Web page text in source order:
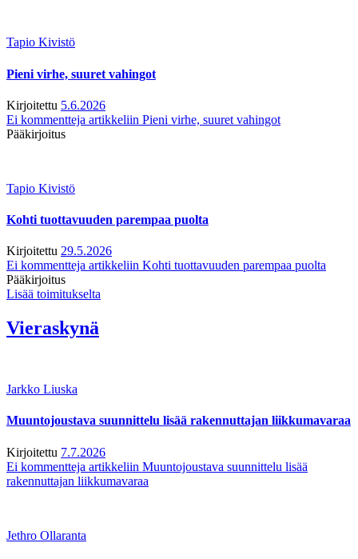
Tapio Kivistö
Pieni virhe, suuret vahingot
Kirjoitettu 5.6.2026
Ei kommentteja artikkeliin Pieni virhe, suuret vahingot
Pääkirjoitus
Tapio Kivistö
Kohti tuottavuuden parempaa puolta
Kirjoitettu 29.5.2026
Ei kommentteja artikkeliin Kohti tuottavuuden parempaa puolta
Pääkirjoitus
Lisää toimitukselta
Vieraskynä
Jarkko Liuska
Muuntojoustava suunnittelu lisää rakennuttajan liikkumavaraa
Kirjoitettu 7.7.2026
Ei kommentteja artikkeliin Muuntojoustava suunnittelu lisää
rakennuttajan liikkumavaraa
Jethro Ollaranta